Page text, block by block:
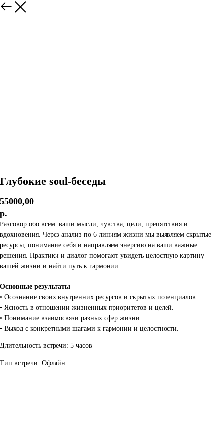
Глубокие soul-беседы
55000,00
р.
Разговор обо всём: ваши мысли, чувства, цели, препятствия и
вдохновения. Через анализ по 6 линиям жизни мы выявляем скрытые
ресурсы, понимание себя и направляем энергию на ваши важные
решения. Практики и диалог помогают увидеть целостную картину
вашей жизни и найти путь к гармонии.
Основные результаты
• Осознание своих внутренних ресурсов и скрытых потенциалов.
• Ясность в отношении жизненных приоритетов и целей.
• Понимание взаимосвязи разных сфер жизни.
• Выход с конкретными шагами к гармонии и целостности.
Длительность встречи: 5 часов
Тип встречи: Офлайн